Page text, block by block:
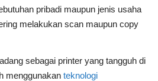
pribadi maupun jenis usaha
melakukan scan maupun copy
sebagai printer yang tangguh di
menggunakan teknologi